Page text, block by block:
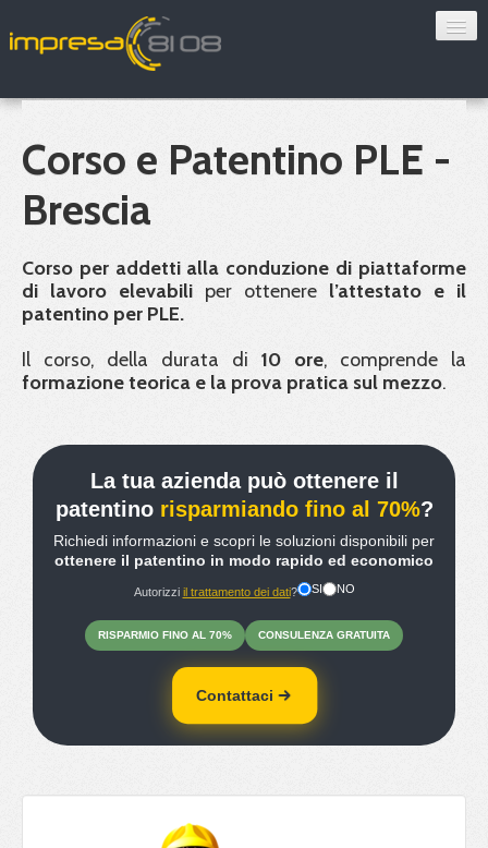
Sorveglianza sanitaria
Convenzioni
Chi siamo
Corso e Patentino PLE -
Brescia
Corso per addetti alla conduzione di piattaforme
di lavoro elevabili per ottenere l’attestato e il
patentino per PLE.
Il corso, della durata di 10 ore, comprende la
formazione teorica e la prova pratica sul mezzo.
La tua azienda può ottenere il
patentino risparmiando fino al 70%?
Richiedi informazioni e scopri le soluzioni disponibili per
ottenere il patentino in modo rapido ed economico
Autorizzi il trattamento dei dati? SI NO
RISPARMIO FINO AL 70% CONSULENZA GRATUITA
Contattaci